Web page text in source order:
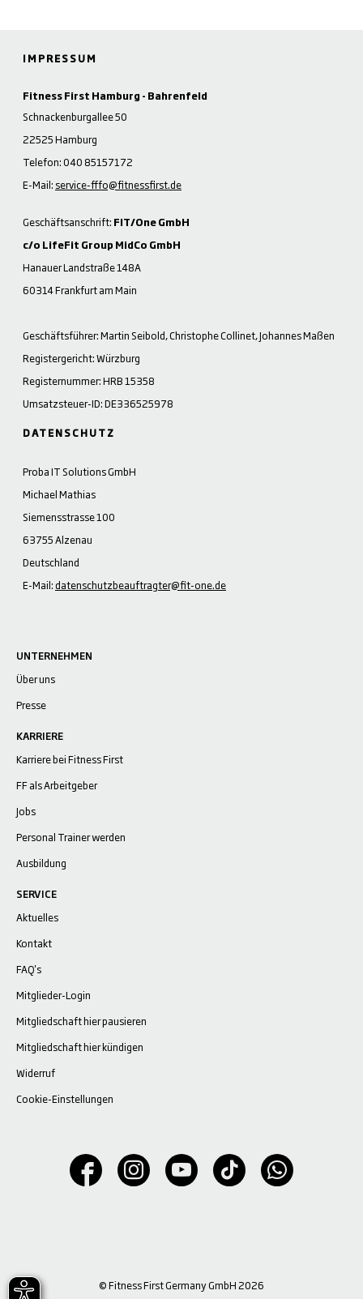
IMPRESSUM
Fitness First Hamburg - Bahrenfeld
Schnackenburgallee 50
22525 Hamburg
Telefon: 040 85157172
E-Mail: service-fffo@fitnessfirst.de
Geschäftsanschrift: FIT/One GmbH
c/o LifeFit Group MidCo GmbH
Hanauer Landstraße 148A
60314 Frankfurt am Main
Geschäftsführer: Martin Seibold, Christophe Collinet, Johannes Maßen
Registergericht: Würzburg
Registernummer: HRB 15358
Umsatzsteuer-ID: DE336525978
DATENSCHUTZ
Proba IT Solutions GmbH
Michael Mathias
Siemensstrasse 100
63755 Alzenau
Deutschland
E-Mail:datenschutzbeauftragter@fit-one.de
UNTERNEHMEN
Über uns
Presse
KARRIERE
Karriere bei Fitness First
FF als Arbeitgeber
Jobs
Personal Trainer werden
Ausbildung
SERVICE
Aktuelles
Kontakt
FAQ's
Mitglieder-Login
Mitgliedschaft hier pausieren
Mitgliedschaft hier kündigen
Widerruf
Cookie-Einstellungen
© Fitness First Germany GmbH 2026